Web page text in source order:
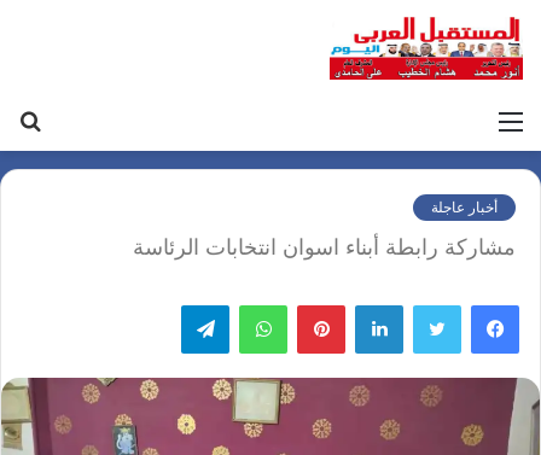
أخبار عاجلة
مشاركة رابطة أبناء اسوان انتخابات الرئاسة
لينكدإن بينتيريست واتساب